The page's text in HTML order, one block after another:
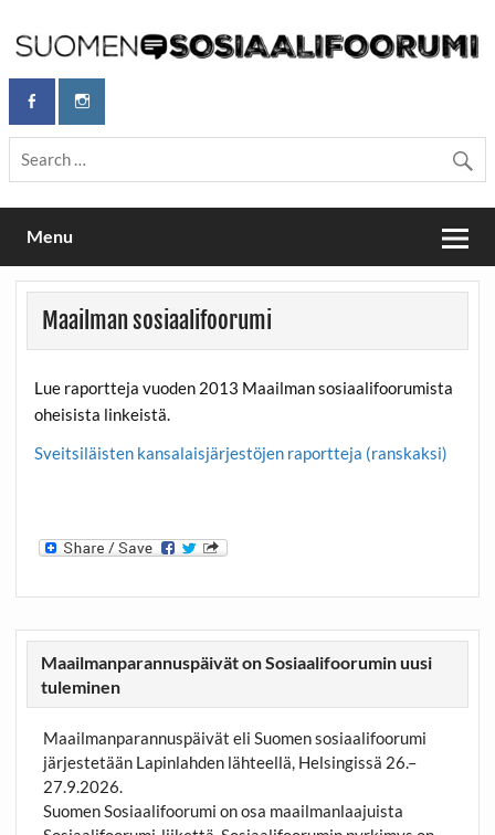
content
Maailmanparannuspäivät / Suomen
Sosiaalifoorumi
Maailmanparannuspäivät Lapinlahden Lähteellä, Helsingissä
26.–27.9.2026
Menu
Maailman sosiaalifoorumi
Lue raportteja vuoden 2013 Maailman sosiaalifoorumista
oheisista linkeistä.
Sveitsiläisten kansalaisjärjestöjen raportteja (ranskaksi)
Maailmanparannuspäivät on Sosiaalifoorumin uusi
tuleminen
Maailmanparannuspäivät eli Suomen sosiaalifoorumi
järjestetään Lapinlahden lähteellä, Helsingissä 26.–
27.9.2026.
Suomen Sosiaalifoorumi on osa maailmanlaajuista